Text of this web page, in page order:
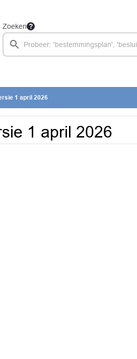
Zoeken
1 april 2026
1 april 2026